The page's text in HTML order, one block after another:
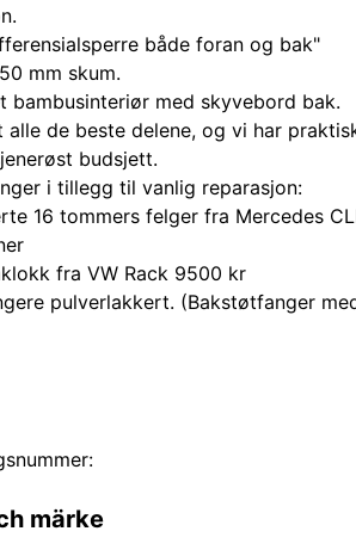
både foran og bak"
mm skum.
bambusinteriør med skyvebord bak.
alle de beste delene, og vi har
budsjett.
i tillegg til vanlig reparasjon:
16 tommers felger fra Mercedes
fra VW Rack 9500 kr
pulverlakkert. (Bakstøtfanger
x 240 markiser til begge sider. 1
installasjon)
VW Kern 8600 kr
fra Terrawagen 6000 kr
märke